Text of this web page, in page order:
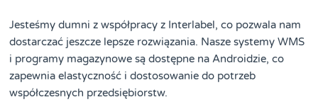
Jesteśmy dumni z współpracy z Interlabel, co pozwala nam
dostarczać jeszcze lepsze rozwiązania. Nasze systemy WMS
i programy magazynowe są dostępne na Androidzie, co
zapewnia elastyczność i dostosowanie do potrzeb
współczesnych przedsiębiorstw.